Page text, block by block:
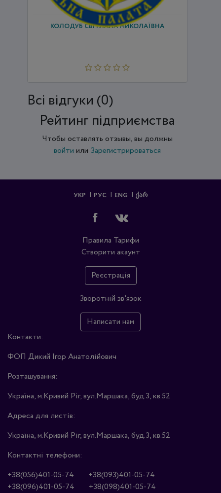
КОЛОДУБ СВІТЛАНА МИКОЛАЇВНА
Всi відгуки (0)
Рейтинг підприємства
Чтобы оставлять отзывы, вы должны
войти или Зарегистрироваться
УКР РУС ENG ᲥᲐᲠ
Правила Тарифи
Створити акаунт
Реєстрація
Зворотній зв'язок
Написати нам
Контакти:
ФОП Дикий Ігор Анатолійович
Розташування:
Україна, м.Кривий Ріг, вул.Маршака, буд.3, кв.52
Адреса для листів:
Україна, м.Кривий Ріг, вул.Маршака, буд.3, кв.52
Контактні телефони:
+38(056)401-05-74
+38(093)401-05-74
+38(096)401-05-74
+38(098)401-05-74